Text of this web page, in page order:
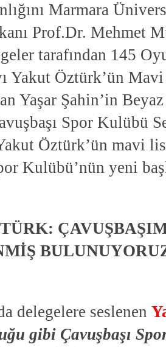
Marmara
Prof.Dr. Mehmet
tarafından 145
Yakut Öztürk’ün
Yaşar Şahin’in
Spor Kulübü
Öztürk’ün mavi
Kulübü’nün yeni
delegelere seslenen
gibi Çavuşbaşı